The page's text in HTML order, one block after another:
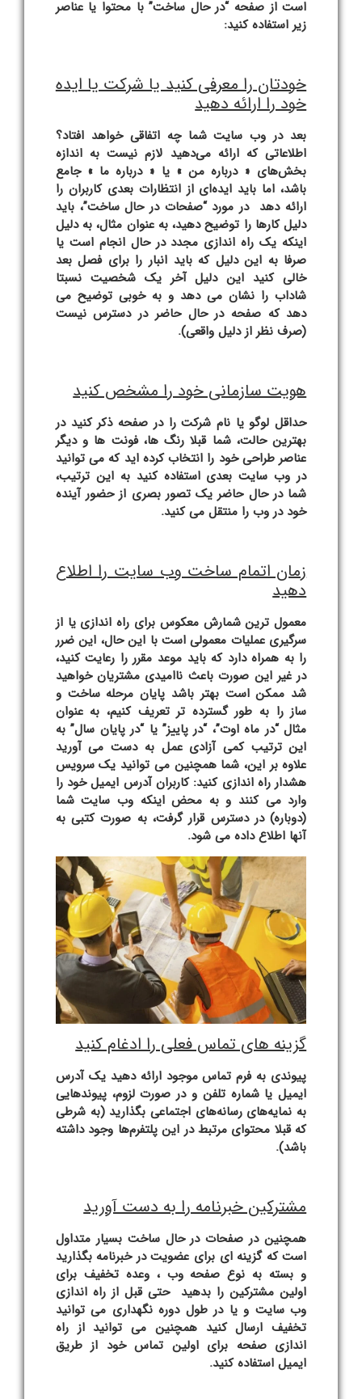
است از صفحه “در حال ساخت” با محتوا یا عناصر
زیر استفاده کنید:
خودتان را معرفی کنید یا شرکت یا ایده
خود را ارائه دهید
بعد در وب سایت شما چه اتفاقی خواهد افتاد؟
اطلاعاتی که ارائه می‌دهید لازم نیست به اندازه
بخش‌های « درباره من » یا « درباره ما » جامع
باشد، اما باید ایده‌ای از انتظارات بعدی کاربران را
ارائه دهد در مورد “صفحات در حال ساخت”، باید
دلیل کارها را توضیح دهید، به عنوان مثال، به دلیل
اینکه یک راه اندازی مجدد در حال انجام است یا
صرفا به این دلیل که باید انبار را برای فصل بعد
خالی کنید این دلیل آخر یک شخصیت نسبتا
شاداب را نشان می دهد و به خوبی توضیح می
دهد که صفحه در حال حاضر در دسترس نیست
(صرف نظر از دلیل واقعی).
هویت سازمانی خود را مشخص کنید
حداقل لوگو یا نام شرکت را در صفحه ذکر کنید در
بهترین حالت، شما قبلا رنگ ها، فونت ها و دیگر
عناصر طراحی خود را انتخاب کرده اید که می توانید
در وب سایت بعدی استفاده کنید به این ترتیب،
شما در حال حاضر یک تصور بصری از حضور آینده
خود در وب را منتقل می کنید.
زمان اتمام ساخت وب سایت را اطلاع
دهید
معمول ترین شمارش معکوس برای راه اندازی یا از
سرگیری عملیات معمولی است با این حال، این ضرر
را به همراه دارد که باید موعد مقرر را رعایت کنید،
در غیر این صورت باعث ناامیدی مشتریان خواهید
شد ممکن است بهتر باشد پایان مرحله ساخت و
ساز را به طور گسترده تر تعریف کنیم، به عنوان
مثال “در ماه اوت”، “در پاییز” یا “در پایان سال” به
این ترتیب کمی آزادی عمل به دست می آورید
علاوه بر این، شما همچنین می توانید یک سرویس
هشدار راه اندازی کنید: کاربران آدرس ایمیل خود را
وارد می کنند و به محض اینکه وب سایت شما
(دوباره) در دسترس قرار گرفت، به صورت کتبی به
آنها اطلاع داده می شود.
گزینه های تماس فعلی را ادغام کنید
پیوندی به فرم تماس موجود ارائه دهید یک آدرس
ایمیل یا شماره تلفن و در صورت لزوم، پیوندهایی
به نمایه‌های رسانه‌های اجتماعی بگذارید (به شرطی
که قبلا محتوای مرتبط در این پلتفرم‌ها وجود داشته
باشد).
مشترکین خبرنامه را به دست آورید
همچنین در صفحات در حال ساخت بسیار متداول
است که گزینه ای برای عضویت در خبرنامه بگذارید
و بسته به نوع صفحه وب ، وعده تخفیف برای
اولین مشترکین را بدهید حتی قبل از راه اندازی
وب سایت و یا در طول دوره نگهداری می توانید
تخفیف ارسال کنید همچنین می توانید از راه
اندازی صفحه برای اولین تماس خود از طریق
ایمیل استفاده کنید.